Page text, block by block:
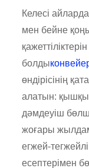
Келесі
мен бейне
болды
өндірісінің
алатын:
дәмдеуіш
жоғары
егжей-
есептерімен